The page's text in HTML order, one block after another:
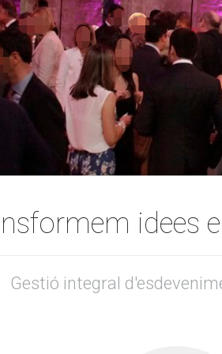
idees
Gestió integral